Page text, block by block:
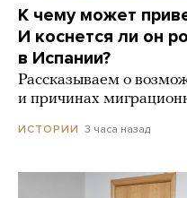
К чему может
И коснется ли он
в Испании?
Рассказываем о
и причинах
ИСТОРИИ 3 часа назад